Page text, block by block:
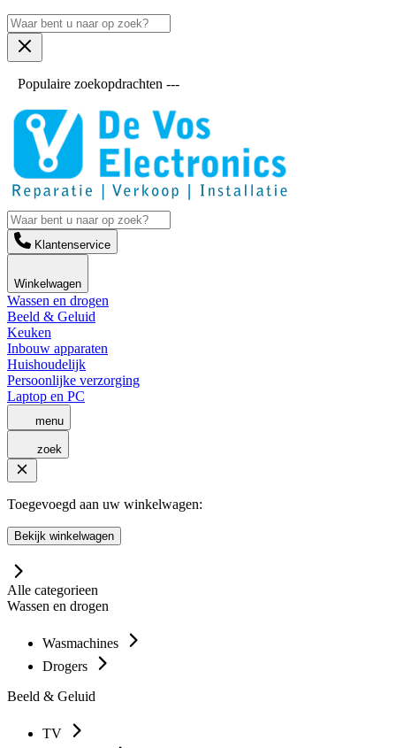
Populaire zoekopdrachten ---
Klantenservice
Winkelwagen
Wassen en drogen
Beeld & Geluid
Keuken
Inbouw apparaten
Huishoudelijk
Persoonlijke verzorging
Laptop en PC
menu
zoek
Toegevoegd aan uw winkelwagen:
Bekijk winkelwagen
Alle categorieen
Wassen en drogen
Wasmachines
Drogers
Beeld & Geluid
TV